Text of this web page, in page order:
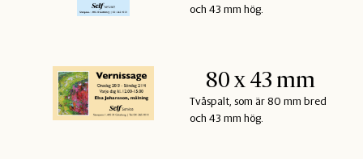
och 43 mm hög.
80 x 43 mm
Tvåspalt, som är 80 mm bred
och 43 mm hög.